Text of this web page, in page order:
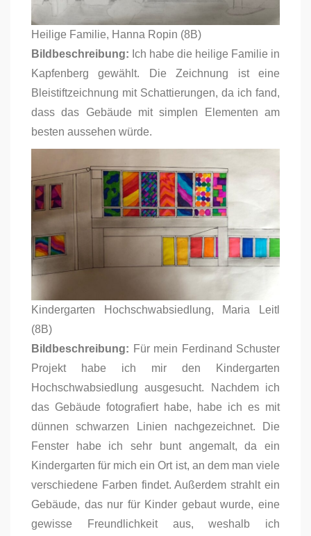
Heilige Familie, Hanna Ropin (8B)
Bildbeschreibung: Ich habe die heilige Familie in
Kapfenberg gewählt. Die Zeichnung ist eine
Bleistiftzeichnung mit Schattierungen, da ich fand,
dass das Gebäude mit simplen Elementen am
besten aussehen würde.
Kindergarten Hochschwabsiedlung, Maria Leitl
(8B)
Bildbeschreibung: Für mein Ferdinand Schuster
Projekt habe ich mir den Kindergarten
Hochschwabsiedlung ausgesucht. Nachdem ich
das Gebäude fotografiert habe, habe ich es mit
dünnen schwarzen Linien nachgezeichnet. Die
Fenster habe ich sehr bunt angemalt, da ein
Kindergarten für mich ein Ort ist, an dem man viele
verschiedene Farben findet. Außerdem strahlt ein
Gebäude, das nur für Kinder gebaut wurde, eine
gewisse Freundlichkeit aus, weshalb ich